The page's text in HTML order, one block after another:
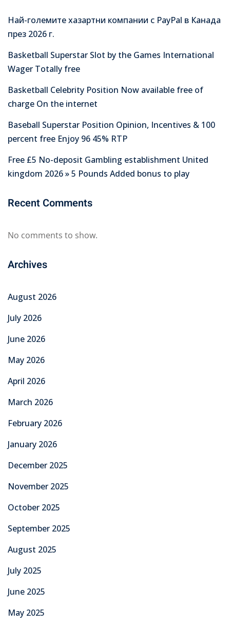
Най-големите хазартни компании с PayPal в Канада
през 2026 г.
Basketball Superstar Slot by the Games International
Wager Totally free
Basketball Celebrity Position Now available free of
charge On the internet
Baseball Superstar Position Opinion, Incentives & 100
percent free Enjoy 96 45% RTP
Free £5 No-deposit Gambling establishment United
kingdom 2026 » 5 Pounds Added bonus to play
Recent Comments
No comments to show.
Archives
August 2026
July 2026
June 2026
May 2026
April 2026
March 2026
February 2026
January 2026
December 2025
November 2025
October 2025
September 2025
August 2025
July 2025
June 2025
May 2025